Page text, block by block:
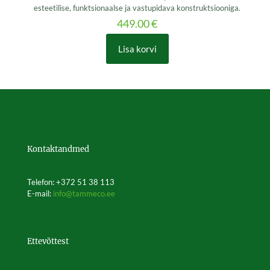
esteetilise, funktsionaalse ja vastupidava konstruktsiooniga.
449.00€
Lisa korvi
Kontaktandmed
Telefon: +372 51 38 113
E-mail: info@tammeco.ee
Ettevõttest